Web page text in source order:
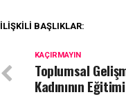
İLIŞKILI BAŞLIKLAR:
KAÇIRMAYIN
Toplumsal
Kadınının